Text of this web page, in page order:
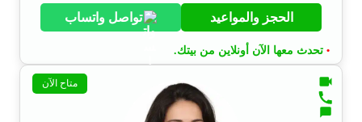
الحجز والمواعيد تواصل واتساب
• تحدث معها الآن أونلاين من بيتك.
متاح الآن